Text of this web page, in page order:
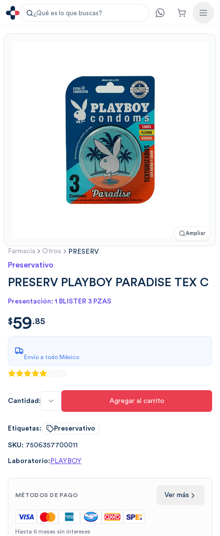
¿Qué es lo que buscas?
Ampliar
Farmacia Otros PRESERV
Preservativo
PRESERV PLAYBOY PARADISE TEX C
Presentación: 1 BLISTER 3 PZAS
$59.85
$59.85
Envío a todo México
Cantidad: Agregar al carrito
Etiquetas: Preservativo
SKU: 7506357700011
Laboratorio: PLAYBOY
MÉTODOS DE PAGO Ver más
Hasta 6 meses sin intereses